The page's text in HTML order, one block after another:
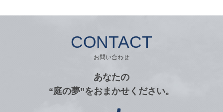
CONTACT
お問い合わせ
あなたの
“庭の夢”をおまかせください。